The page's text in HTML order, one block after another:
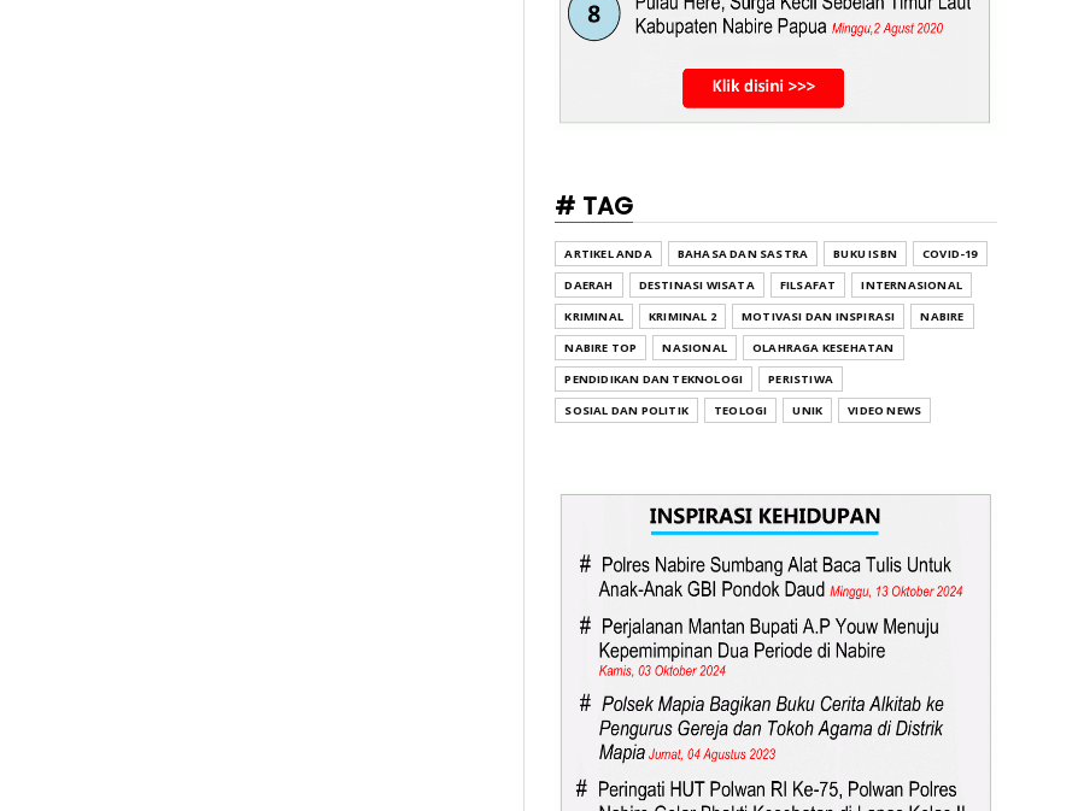
# TAG
ARTIKEL ANDA BAHASA DAN SASTRA BUKU ISBN
COVID-19
DAERAH
DESTINASI WISATA FILSAFAT
INTERNASIONAL
KRIMINAL
KRIMINAL 2 MOTIVASI DAN INSPIRASI
NABIRE
NABIRE TOP
NASIONAL
OLAHRAGA KESEHATAN
PENDIDIKAN DAN TEKNOLOGI
PERISTIWA
SOSIAL DAN POLITIK
TEOLOGI UNIK VIDEO NEWS